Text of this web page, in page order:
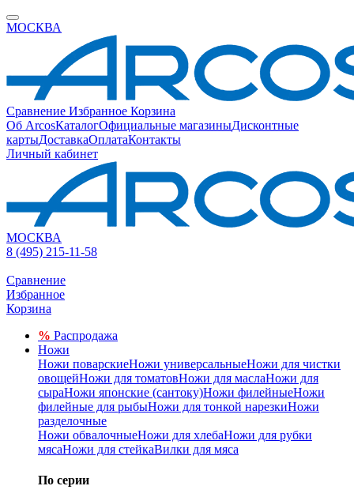
МОСКВА
Сравнение Избранное Корзина
Об ArcosКаталогОфициальные магазиныДисконтные
картыДоставкаОплатаКонтакты
Личный кабинет
МОСКВА
8 (495) 215-11-58
Сравнение
Избранное
Корзина
% Распродажа
Ножи
Ножи поварскиеНожи универсальныеНожи для чистки
овощейНожи для томатовНожи для маслаНожи для
сыраНожи японские (сантоку)Ножи филейныеНожи
филейные для рыбыНожи для тонкой нарезкиНожи
разделочные
Ножи обвалочныеНожи для хлебаНожи для рубки
мясаНожи для стейкаВилки для мяса
По серии